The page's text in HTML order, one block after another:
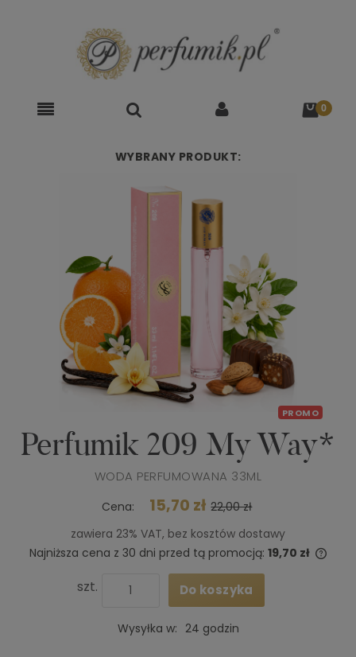
WYBRANY PRODUKT:
PROMO
Perfumik 209 My Way*
WODA PERFUMOWANA 33ML
Cena: 15,70 zł 22,00 zł
zawiera 23% VAT, bez kosztów dostawy
Najniższa cena z 30 dni przed tą promocją: 19,70 zł
szt. Do koszyka
Wysyłka w: 24 godzin